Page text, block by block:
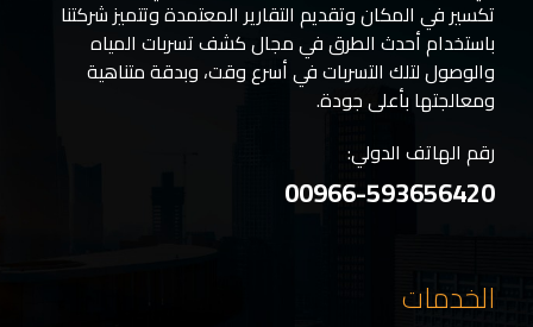
تكسير في المكان وتقديم التقارير المعتمدة وتتميز شركتنا
باستخدام أحدث الطرق في مجال كشف تسربات المياه
والوصول لتلك التسربات في أسرع وقت، وبدقة متناهية
ومعالجتها بأعلى جودة.
رقم الهاتف الدولي:
00966-593656420
الخدمات